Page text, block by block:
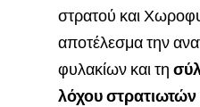
στρατού και
αποτέλεσμα την
φυλακίων και τη
λόχου στρατιωτών